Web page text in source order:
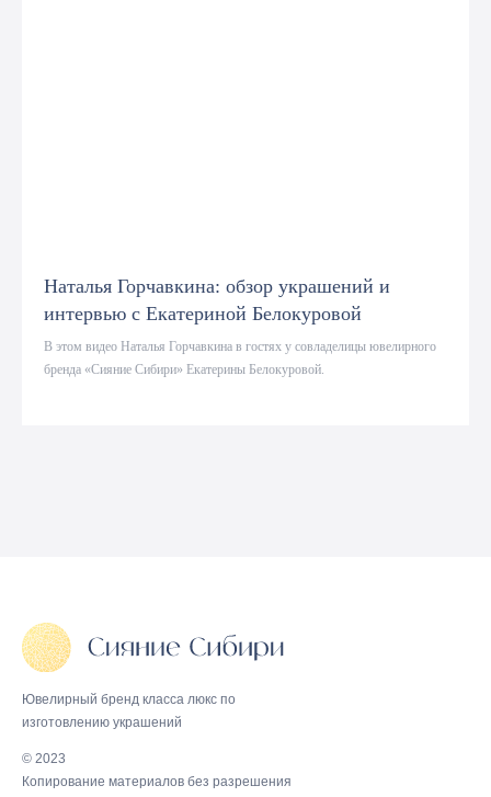
Наталья Горчавкина: обзор украшений и
интервью с Екатериной Белокуровой
В этом видео Наталья Горчавкина в гостях у совладелицы ювелирного
бренда «Сияние Сибири» Екатерины Белокуровой.
Ювелирный бренд класса люкс по
изготовлению украшений
© 2023
Копирование материалов без разрешения